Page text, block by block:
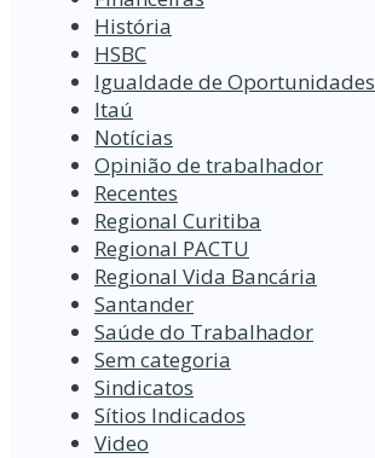
História
HSBC
Igualdade de Oportunidades
Itaú
Notícias
Opinião de trabalhador
Recentes
Regional Curitiba
Regional PACTU
Regional Vida Bancária
Santander
Saúde do Trabalhador
Sem categoria
Sindicatos
Sítios Indicados
Video